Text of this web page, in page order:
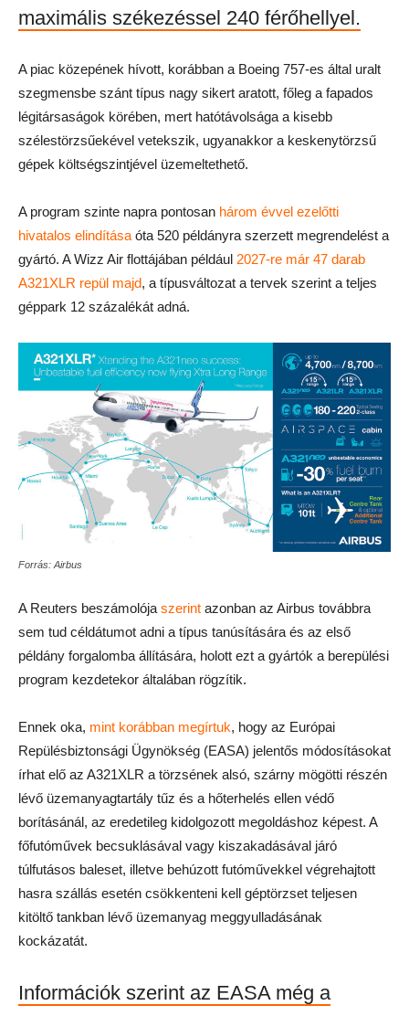
maximális székezéssel 240 férőhellyel.
A piac közepének hívott, korábban a Boeing 757-es által uralt
szegmensbe szánt típus nagy sikert aratott, főleg a fapados
légitársaságok körében, mert hatótávolsága a kisebb
szélestörzsűekével vetekszik, ugyanakkor a keskenytörzsű
gépek költségszintjével üzemeltethető.
A program szinte napra pontosan három évvel ezelőtti
hivatalos elindítása óta 520 példányra szerzett megrendelést a
gyártó. A Wizz Air flottájában például 2027-re már 47 darab
A321XLR repül majd, a típusváltozat a tervek szerint a teljes
géppark 12 százalékát adná.
Forrás: Airbus
A Reuters beszámolója szerint azonban az Airbus továbbra
sem tud céldátumot adni a típus tanúsítására és az első
példány forgalomba állítására, holott ezt a gyártók a berepülési
program kezdetekor általában rögzítik.
Ennek oka, mint korábban megírtuk, hogy az Európai
Repülésbiztonsági Ügynökség (EASA) jelentős módosításokat
írhat elő az A321XLR a törzsének alsó, szárny mögötti részén
lévő üzemanyagtartály tűz és a hőterhelés ellen védő
borításánál, az eredetileg kidolgozott megoldáshoz képest. A
főfutóművek becsuklásával vagy kiszakadásával járó
túlfutásos baleset, illetve behúzott futóművekkel végrehajtott
hasra szállás esetén csökkenteni kell géptörzset teljesen
kitöltő tankban lévő üzemanyag meggyulladásának
kockázatát.
Információk szerint az EASA még a